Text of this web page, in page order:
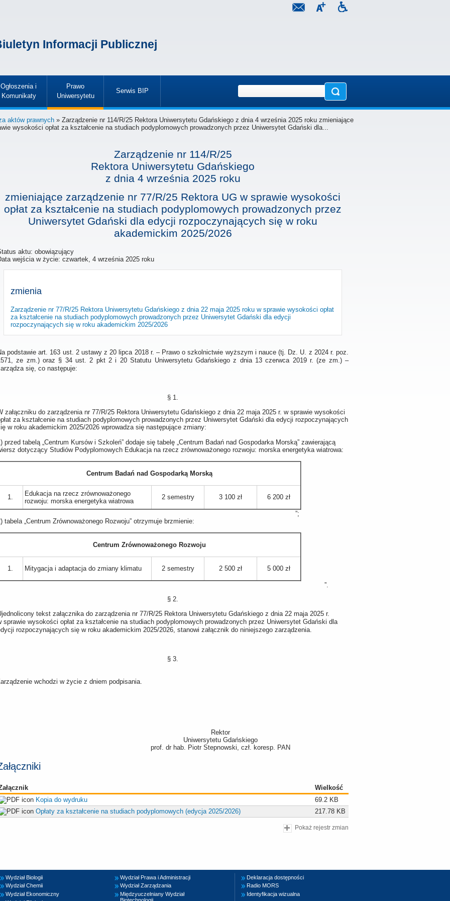
Informacji Publicznej
Ogłoszenia i
Komunikaty
»
Prawo
Uniwersytetu
»
Serwis BIP
»
aktów prawnych » Zarządzenie nr 114/R/25 Rektora Uniwersytetu Gdańskiego z dnia 4 września 2025 roku zmieniające
wysokości opłat za kształcenie na studiach podyplomowych prowadzonych przez Uniwersytet Gdański dla...
Zarządzenie nr 114/R/25
Rektora Uniwersytetu Gdańskiego
z dnia 4 września 2025 roku
zmieniające zarządzenie nr 77/R/25 Rektora UG w sprawie wysokości
opłat za kształcenie na studiach podyplomowych prowadzonych przez
Uniwersytet Gdański dla edycji rozpoczynających się w roku
akademickim 2025/2026
aktu: obowiązujący
wejścia w życie: czwartek, 4 września 2025 roku
zmienia
Zarządzenie nr 77/R/25 Rektora Uniwersytetu Gdańskiego z dnia 22 maja 2025 roku w sprawie wysokości opłat
za kształcenie na studiach podyplomowych prowadzonych przez Uniwersytet Gdański dla edycji
rozpoczynających się w roku akademickim 2025/2026
podstawie art. 163 ust. 2 ustawy z 20 lipca 2018 r. – Prawo o szkolnictwie wyższym i nauce (tj. Dz. U. z 2024 r. poz.
ze zm.) oraz § 34 ust. 2 pkt 2 i 20 Statutu Uniwersytetu Gdańskiego z dnia 13 czerwca 2019 r. (ze zm.) –
się, co następuje:
§ 1.
załączniku do zarządzenia nr 77/R/25 Rektora Uniwersytetu Gdańskiego z dnia 22 maja 2025 r. w sprawie wysokości
za kształcenie na studiach podyplomowych prowadzonych przez Uniwersytet Gdański dla edycji rozpoczynających
w roku akademickim 2025/2026 wprowadza się następujące zmiany:
przed tabelą „Centrum Kursów i Szkoleń” dodaje się tabelę „Centrum Badań nad Gospodarka Morską” zawierającą
dotyczący Studiów Podyplomowych Edukacja na rzecz zrównoważonego rozwoju: morska energetyka wiatrowa:
Centrum Badań nad Gospodarką Morską
1.
Edukacja na rzecz zrównoważonego
rozwoju: morska energetyka wiatrowa
2 semestry 3 100 zł 6 200 zł
”;
tabela „Centrum Zrównoważonego Rozwoju” otrzymuje brzmienie:
Centrum Zrównoważonego Rozwoju
1. Mitygacja i adaptacja do zmiany klimatu 2 semestry 2 500 zł 5 000 zł
”.
§ 2.
tekst załącznika do zarządzenia nr 77/R/25 Rektora Uniwersytetu Gdańskiego z dnia 22 maja 2025 r.
sprawie wysokości opłat za kształcenie na studiach podyplomowych prowadzonych przez Uniwersytet Gdański dla
rozpoczynających się w roku akademickim 2025/2026, stanowi załącznik do niniejszego zarządzenia.
§ 3.
wchodzi w życie z dniem podpisania.
Rektor
Uniwersytetu Gdańskiego
prof. dr hab. Piotr Stepnowski, czł. koresp. PAN
Wielkość
Kopia do wydruku
69.2 KB
Opłaty za kształcenie na studiach podyplomowych (edycja 2025/2026)
217.78 KB
Pokaż rejestr zmian
Wydział Biologii
Wydział Chemii
Wydział Ekonomiczny
Wydział Prawa i Administracji
Wydział Zarządzania
Międzyuczelniany Wydział
Deklaracja dostępności
Radio MORS
Identyfikacja wizualna